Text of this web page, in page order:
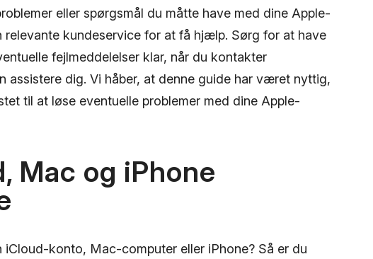
eller spørgsmål du måtte have med dine Apple-
relevante kundeservice for at få hjælp. Sørg for at have
fejlmeddelelser klar, når du kontakter
assistere dig. Vi håber, at denne guide har været nyttig,
til at løse eventuelle problemer med dine Apple-
Mac og iPhone
konto, Mac-computer eller iPhone? Så er du